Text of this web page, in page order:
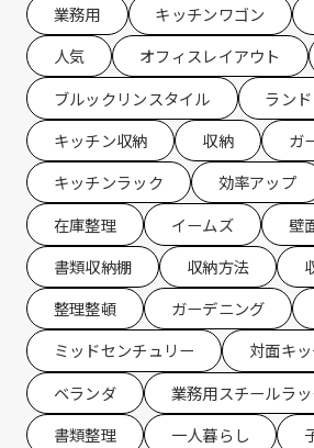
業務用
キッチンワゴン
人気
オフィスレイアウト
ブルックリンスタイル
ラン
キッチン収納
収納
ガ
キッチンラック
効率アップ
在庫整理
イームズ
壁
書類収納棚
収納方法
整理整頓
ガーデニング
ミッドセンチュリー
対面キ
ベランダ
業務用スチールラ
書類整理
一人暮らし